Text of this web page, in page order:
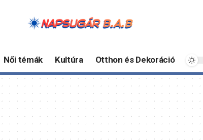
Női témák Kultúra Otthon és Dekoráció